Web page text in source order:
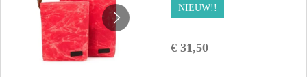
NIEUW!!
€ 31,50